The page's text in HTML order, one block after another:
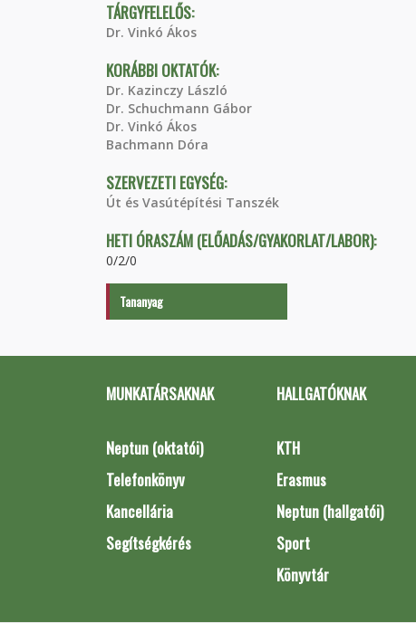
TÁRGYFELELŐS:
Dr. Vinkó Ákos
KORÁBBI OKTATÓK:
Dr. Kazinczy László
Dr. Schuchmann Gábor
Dr. Vinkó Ákos
Bachmann Dóra
SZERVEZETI EGYSÉG:
Út és Vasútépítési Tanszék
HETI ÓRASZÁM (ELŐADÁS/GYAKORLAT/LABOR):
0/2/0
Tananyag
MUNKATÁRSAKNAK
Neptun (oktatói)
Telefonkönyv
Kancellária
Segítségkérés
HALLGATÓKNAK
KTH
Erasmus
Neptun (hallgatói)
Sport
Könyvtár